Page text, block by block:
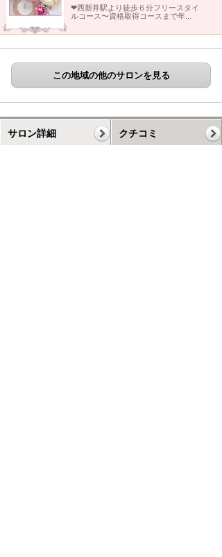
❤︎西新井駅より徒歩６分フリースタイ
ルコース〜資格取得コースまで年...
この地域の他のサロンを見る
サロン詳細 クチコミ